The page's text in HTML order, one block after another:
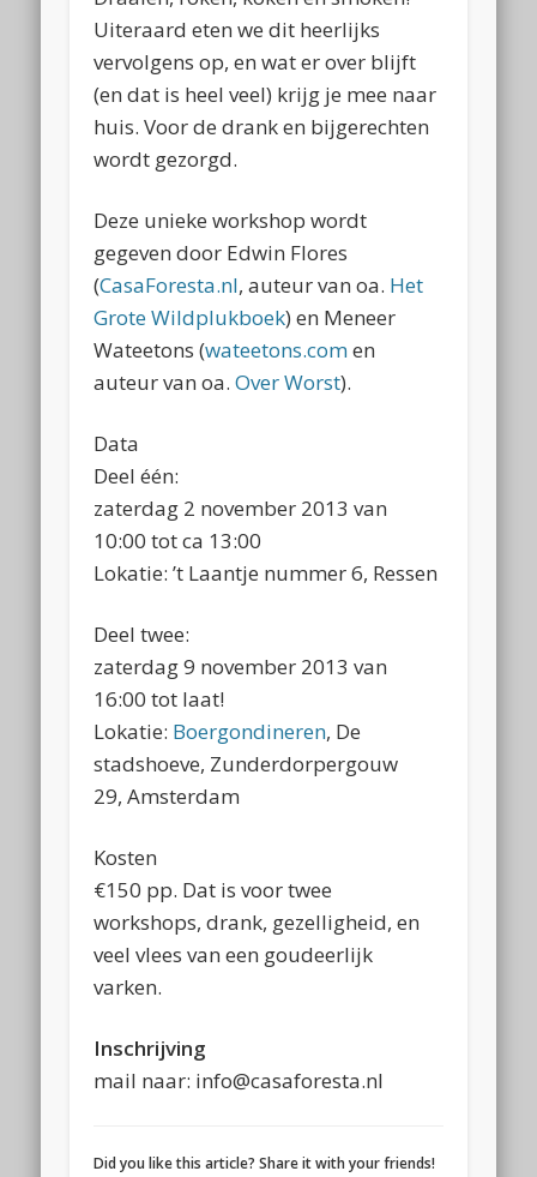
Uiteraard eten we dit heerlijks
vervolgens op, en wat er over blijft
(en dat is heel veel) krijg je mee naar
huis. Voor de drank en bijgerechten
wordt gezorgd.
Deze unieke workshop wordt
gegeven door Edwin Flores
(CasaForesta.nl, auteur van oa. Het
Grote Wildplukboek) en Meneer
Wateetons (wateetons.comen
auteur van oa.Over Worst).
Data
Deel één:
zaterdag 2 november 2013 van
10:00 tot ca 13:00
Lokatie: ’t Laantje nummer 6, Ressen
Deel twee:
zaterdag 9 november 2013 van
16:00 tot laat!
Lokatie: Boergondineren, De
stadshoeve, Zunderdorpergouw
29, Amsterdam
Kosten
€150 pp. Dat is voor twee
workshops, drank, gezelligheid, en
veel vlees van een goudeerlijk
varken.
Inschrijving
mail naar: info@casaforesta.nl
Did you like this article? Share it with your friends!